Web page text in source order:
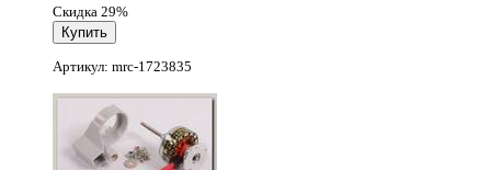
Скидка 29%
Артикул: mrc-1723835